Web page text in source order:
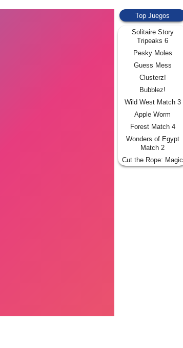
Top Juegos
Solitaire Story
Tripeaks 6
Pesky Moles
Guess Mess
Clusterz!
Bubblez!
Wild West Match 3
Apple Worm
Forest Match 4
Wonders of Egypt
Match 2
Cut the Rope: Magic